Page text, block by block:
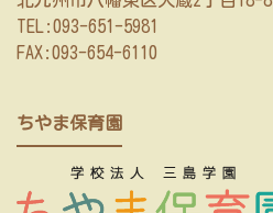
TEL:093-651-5981
FAX:093-654-6110
ちやま保育園